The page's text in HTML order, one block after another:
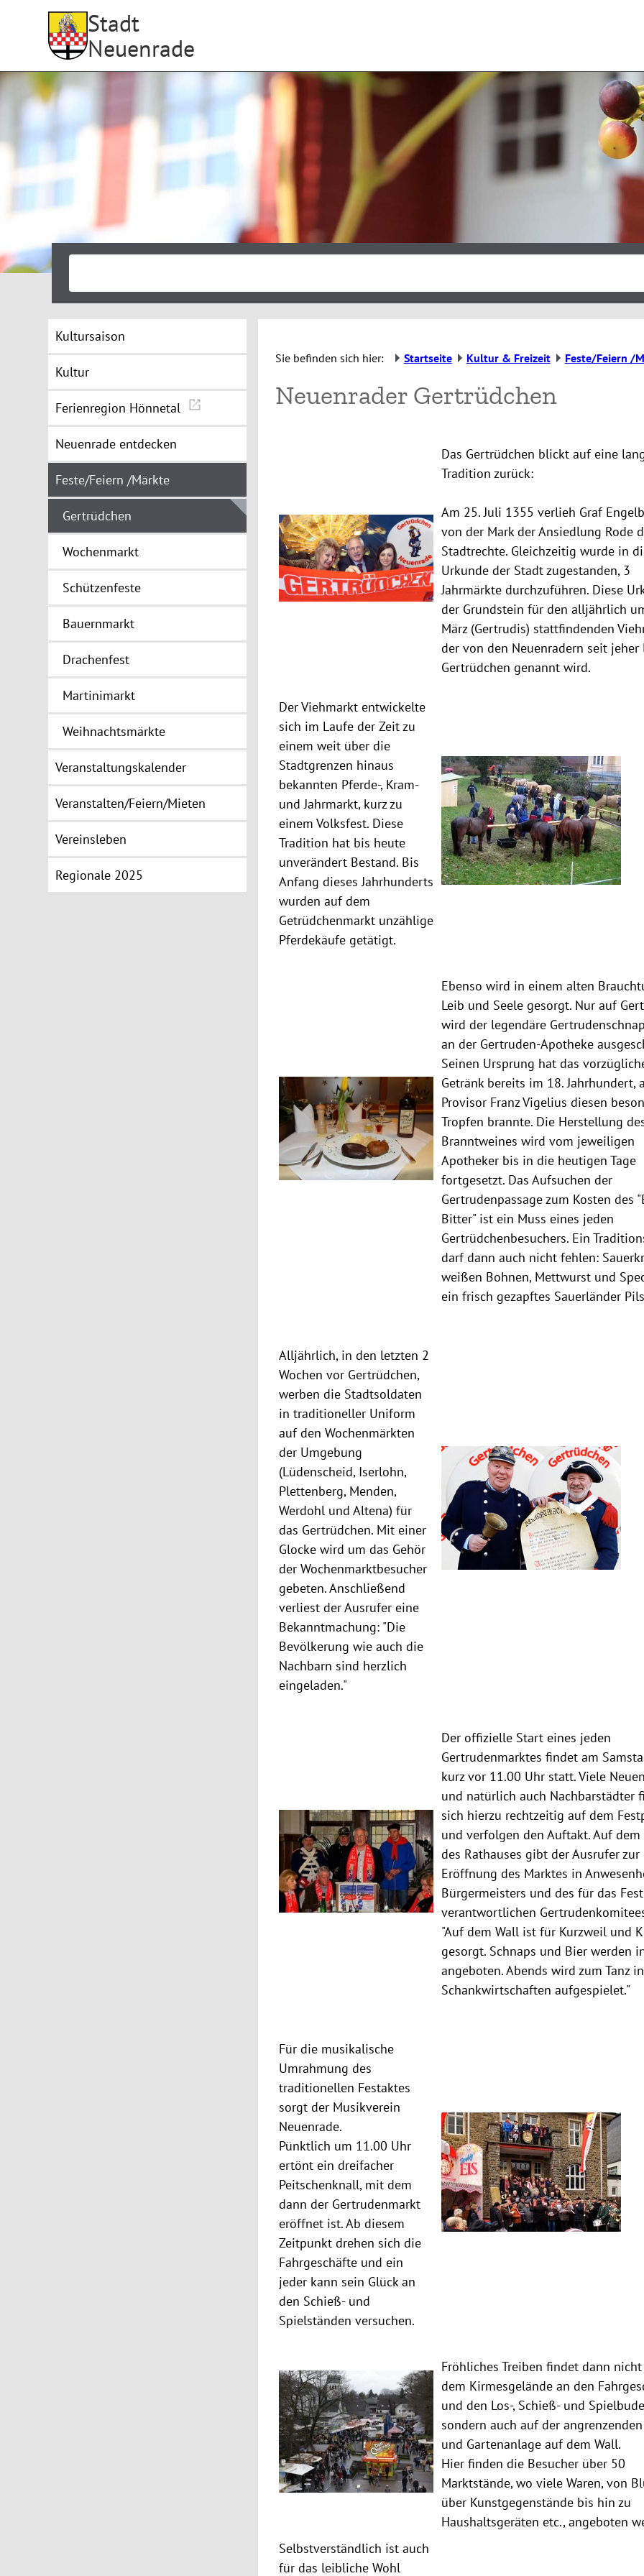
Stadt
Neuenrade
Kultursaison
Kultur
Ferienregion Hönnetal
Neuenrade entdecken
Feste/Feiern /Märkte
Gertrüdchen
Wochenmarkt
Schützenfeste
Bauernmarkt
Drachenfest
Martinimarkt
Weihnachtsmärkte
Veranstaltungskalender
Veranstalten/Feiern/Mieten
Vereinsleben
Regionale 2025
Sie befinden sich hier: Startseite Kultur & Freizeit Feste/Feiern /
Neuenrader Gertrüdchen
Das Gertrüdchen blickt auf eine
Tradition zurück:
Am 25. Juli 1355 verlieh Graf
von der Mark der Ansiedlung Rode
Stadtrechte. Gleichzeitig wurde in
Urkunde der Stadt zugestanden, 3
Jahrmärkte durchzuführen. Diese
der Grundstein für den alljährlich
März (Gertrudis) stattfindenden
der von den Neuenradern seit
Gertrüdchen genannt wird.
Der Viehmarkt entwickelte
sich im Laufe der Zeit zu
einem weit über die
Stadtgrenzen hinaus
bekannten Pferde-, Kram-
und Jahrmarkt, kurz zu
einem Volksfest. Diese
Tradition hat bis heute
unverändert Bestand. Bis
Anfang dieses Jahrhunderts
wurden auf dem
Getrüdchenmarkt unzählige
Pferdekäufe getätigt.
Ebenso wird in einem alten
Leib und Seele gesorgt. Nur auf
wird der legendäre
an der Gertruden-Apotheke
Seinen Ursprung hat das
Getränk bereits im 18. Jahrhundert,
Provisor Franz Vigelius diesen
Tropfen brannte. Die Herstellung
Branntweines wird vom jeweiligen
Apotheker bis in die heutigen Tage
fortgesetzt. Das Aufsuchen der
Gertrudenpassage zum Kosten des
Bitter" ist ein Muss eines jeden
Gertrüdchenbesuchers. Ein
darf dann auch nicht fehlen:
weißen Bohnen, Mettwurst und
ein frisch gezapftes Sauerländer
Alljährlich, in den letzten 2
Wochen vor Gertrüdchen,
werben die Stadtsoldaten
in traditioneller Uniform
auf den Wochenmärkten
der Umgebung
(Lüdenscheid, Iserlohn,
Plettenberg, Menden,
Werdohl und Altena) für
das Gertrüdchen. Mit einer
Glocke wird um das Gehör
der Wochenmarktbesucher
gebeten. Anschließend
verliest der Ausrufer eine
Bekanntmachung: "Die
Bevölkerung wie auch die
Nachbarn sind herzlich
eingeladen."
Der offizielle Start eines jeden
Gertrudenmarktes findet am
kurz vor 11.00 Uhr statt. Viele
und natürlich auch Nachbarstädter
sich hierzu rechtzeitig auf dem
und verfolgen den Auftakt. Auf
des Rathauses gibt der Ausrufer zur
Eröffnung des Marktes in
Bürgermeisters und des für das Fest
verantwortlichen
"Auf dem Wall ist für Kurzweil und
gesorgt. Schnaps und Bier werden
angeboten. Abends wird zum Tanz
Schankwirtschaften aufgespielet."
Für die musikalische
Umrahmung des
traditionellen Festaktes
sorgt der Musikverein
Neuenrade.
Pünktlich um 11.00 Uhr
ertönt ein dreifacher
Peitschenknall, mit dem
dann der Gertrudenmarkt
eröffnet ist. Ab diesem
Zeitpunkt drehen sich die
Fahrgeschäfte und ein
jeder kann sein Glück an
den Schieß- und
Spielständen versuchen.
Fröhliches Treiben findet dann
dem Kirmesgelände an den
und den Los-, Schieß- und
sondern auch auf der angrenzenden
und Gartenanlage auf dem Wall.
Hier finden die Besucher über 50
Marktstände, wo viele Waren, von
über Kunstgegenstände bis hin zu
Haushaltsgeräten etc., angeboten
Selbstverständlich ist auch
für das leibliche Wohl